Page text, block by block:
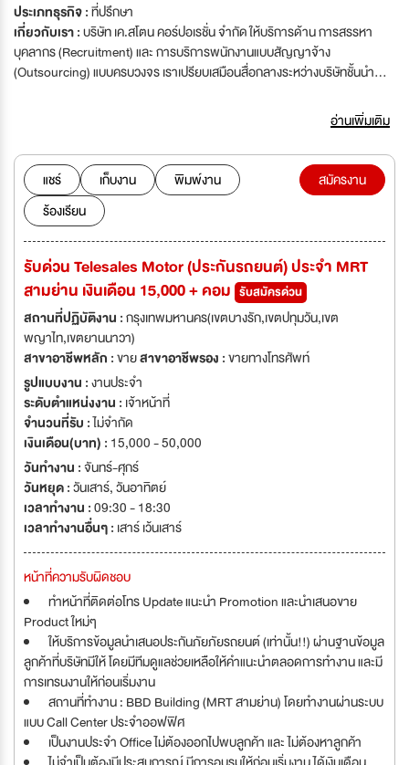
ประเภทธุรกิจ :ที่ปรึกษา
เกี่ยวกับเรา :บริษัท เค.สโตน คอร์ปอเรชั่น จำกัด ให้บริการด้าน การสรรหา
บุคลากร (Recruitment) และ การบริการพนักงานแบบสัญญาจ้าง
(Outsourcing) แบบครบวงจร เราเปรียบเสมือนสื่อกลางระหว่างบริษัทชั้นนำ
เกี่ยวข้องกับการทำงานแก่ผู้สมัครทุกท่าน รวมถึงการให้บริการรูปแบบต่างๆ
อ่านเพิ่มเติม
แชร์ เก็บงาน
พิมพ์งาน
ร้องเรียน
สมัครงาน
รับด่วน Telesales Motor (ประกันรถยนต์) ประจำ MRT
สามย่าน เงินเดือน 15,000 + คอม รับสมัครด่วน
สถานที่ปฏิบัติงาน :กรุงเทพมหานคร(เขตบางรัก,เขตปทุมวัน,เขต
พญาไท,เขตยานนาวา)
สาขาอาชีพหลัก :ขายสาขาอาชีพรอง :ขายทางโทรศัพท์
รูปแบบงาน :งานประจำ
ระดับตำแหน่งงาน : เจ้าหน้าที่
จำนวนที่รับ :ไม่จำกัด
เงินเดือน(บาท) : 15,000 - 50,000
วันทำงาน :จันทร์-ศุกร์
วันหยุด :วันเสาร์,วันอาทิตย์
เวลาทำงาน :09:30 - 18:30
เวลาทำงานอื่นๆ : เสาร์ เว้นเสาร์
หน้าที่ความรับผิดชอบ
ทำหน้าที่ติดต่อโทร Update แนะนำ Promotion และนำเสนอขาย
Product ใหม่ๆ
ให้บริการข้อมูลนำเสนอประกันภัยภัยรถยนต์ (เท่านั้น!!) ผ่านฐานข้อมูล
ลูกค้าที่บริษัทมีให้ โดยมีทีมดูแลช่วยเหลือให้คำแนะนำตลอดการทำงาน และมี
การเทรนงานให้ก่อนเริ่มงาน
สถานที่ทำงาน : BBD Building (MRT สามย่าน) โดยทำงานผ่านระบบ
แบบ Call Center ประจำออฟฟิศ
เป็นงานประจำ Office ไม่ต้องออกไปพบลูกค้า และ ไม่ต้องหาลูกค้า